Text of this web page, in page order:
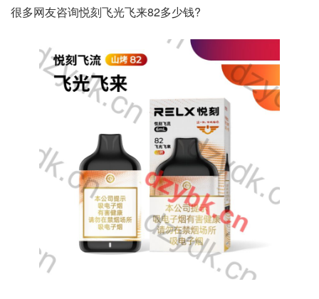
很多网友咨询悦刻飞光飞来82多少钱?